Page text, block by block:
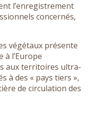
l’enregistrement
concernés,
végétaux présente
l’Europe
aux territoires ultra-
à des « pays tiers »,
de circulation des